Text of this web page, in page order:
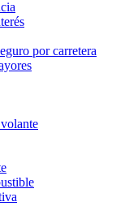
por carretera